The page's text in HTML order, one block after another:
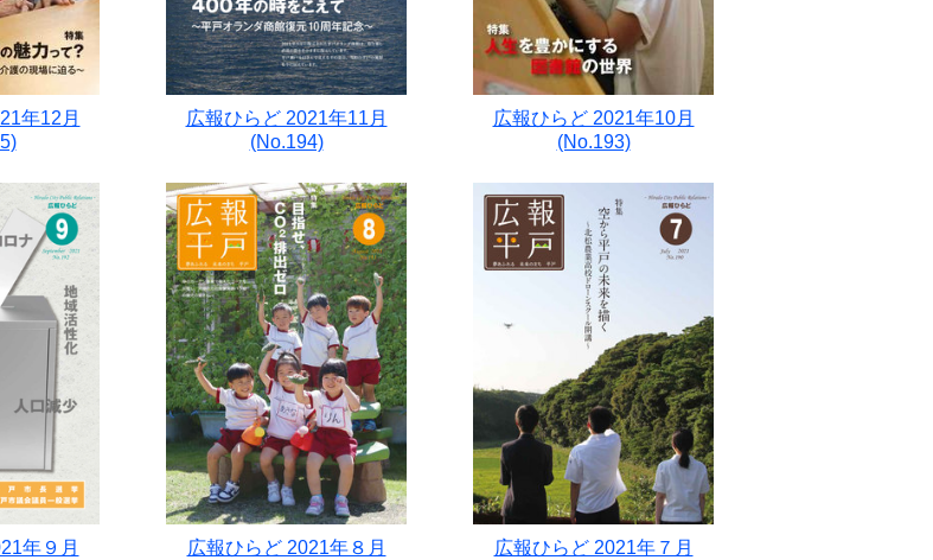
年12月
広報ひらど 2021年11月
(No.194)
広報ひらど 2021年10月
(No.193)
年９月
広報ひらど 2021年８月
広報ひらど 2021年７月